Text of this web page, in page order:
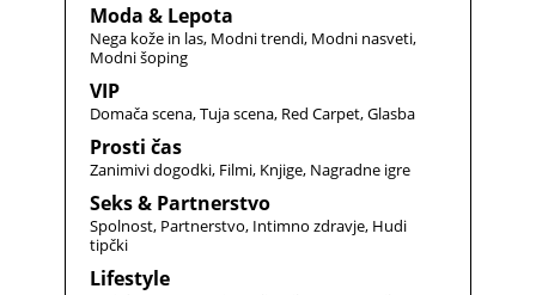
Moda & Lepota
Nega kože in las Modni trendi Modni nasveti
Modni šoping
VIP
Domača scena Tuja scena Red Carpet Glasba
Prosti čas
Zanimivi dogodki Filmi Knjige Nagradne igre
Seks & Partnerstvo
Spolnost Partnerstvo Intimno zdravje Hudi
tipčki
Lifestyle